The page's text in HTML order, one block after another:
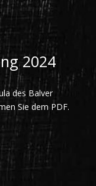
2024
des Balver
Sie dem PDF.